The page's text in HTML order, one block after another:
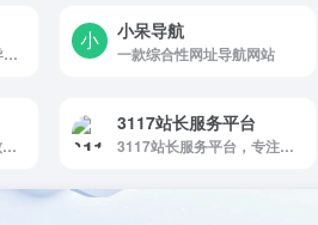
上网导航,网址导航,网站导航,网址之家,网址大全,网址,搜索,音乐,娱乐,图片,小游戏,短信,社区,日记,相册,K歌,通讯簿,BLOG,天气预报,实用工具.最方便,最快捷
小呆导航
一款综合性网址导航网站
E导航（eeenav.com）致力于打造最全面最优质的网址导航
3117站长服务平台
3117站长服务平台，专注于站长变现、交易支持。友链交换、购买、网站转让、买卖链接、软文发布等业务全覆盖。为站长提供互利共赢的合作环境，满足发稿、广告位买卖、泛目录租用等需求。助力推广和运营，让您的网站更成功！